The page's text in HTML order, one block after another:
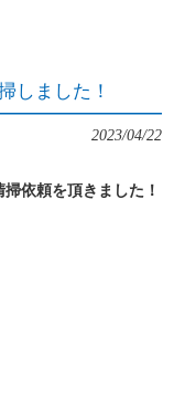
しました！
2023/04/22
依頼を頂きました！